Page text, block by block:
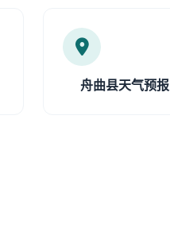
舟曲县天气预报